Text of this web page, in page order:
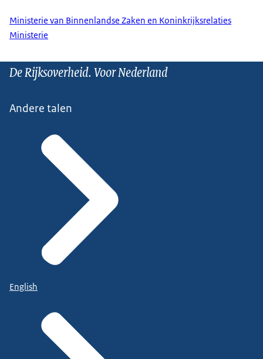
Ministerie van Binnenlandse Zaken en Koninkrijksrelaties
Ministerie
De Rijksoverheid. Voor Nederland
Andere talen
English